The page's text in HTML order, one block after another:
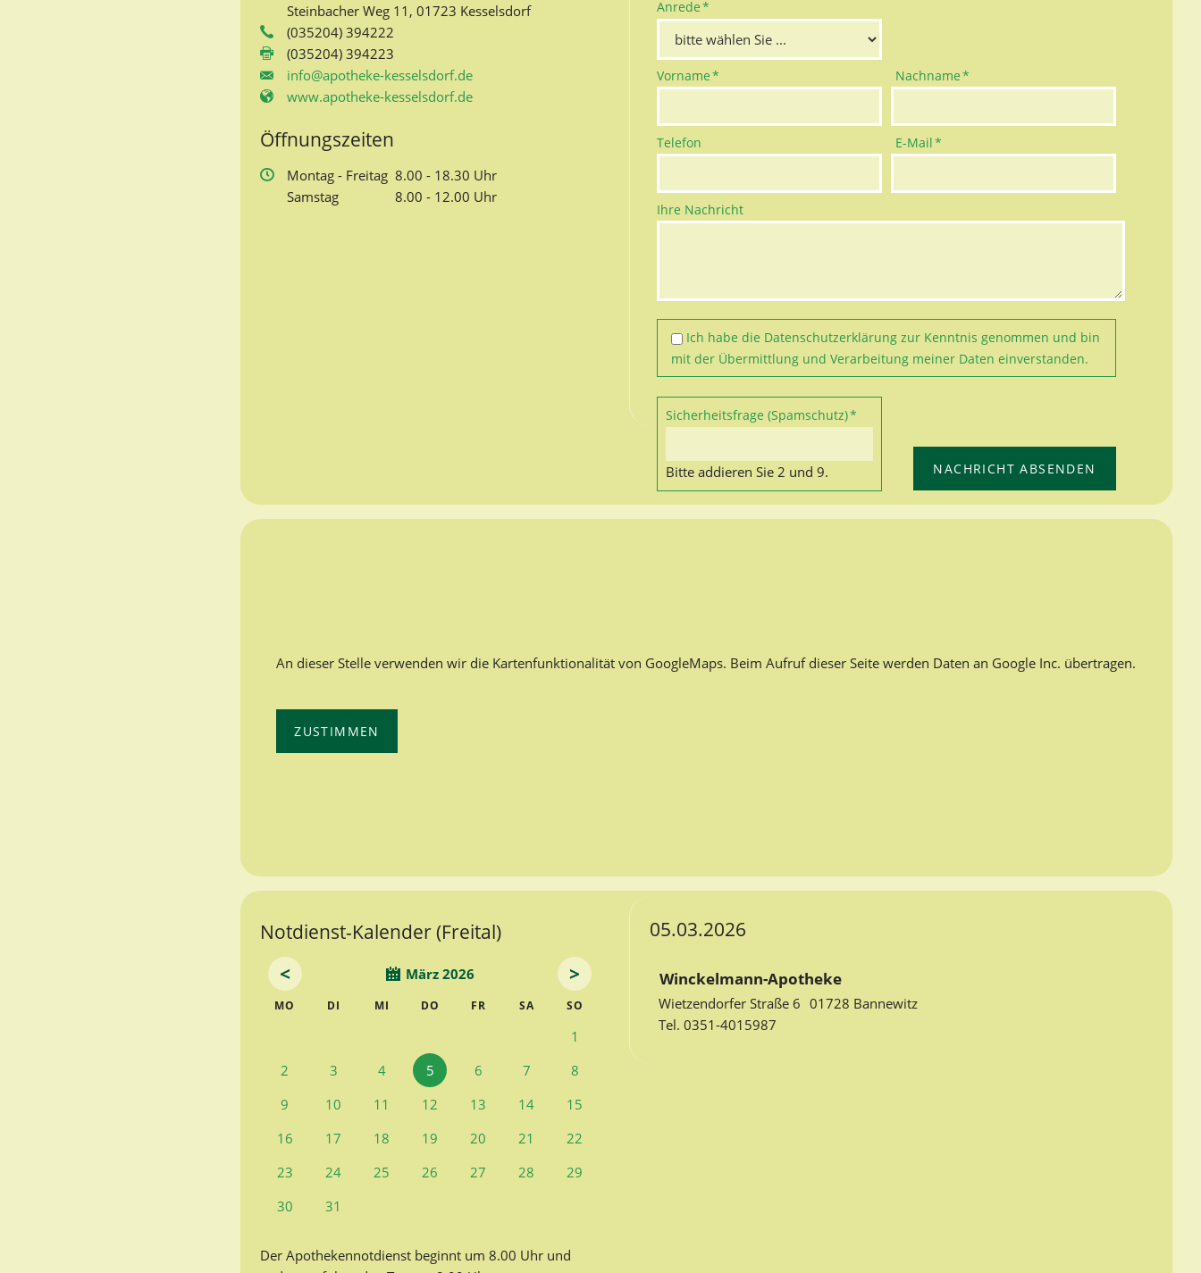
Steinbacher Weg 11, 01723 Kesselsdorf
(035204) 394222
(035204) 394223
info@apotheke-kesselsdorf.de
www.apotheke-kesselsdorf.de
Öffnungszeiten
Montag - Freitag 8.00 - 18.30 Uhr
Samstag 8.00 - 12.00 Uhr
Pflichtfeld
Anrede*
Pflichtfeld
Vorname* Pflichtfeld
Nachname*
Telefon Pflichtfeld
E-Mail*
Ihre Nachricht
Ich habe die Datenschutzerklärungzur Kenntnis genommen und bin
mit der Übermittlung und Verarbeitung meiner Daten einverstanden.
Pflichtfeld
Sicherheitsfrage (Spamschutz)*
Bitte addieren Sie 2 und 9. NACHRICHT ABSENDEN
An dieser Stelle verwenden wir die Kartenfunktionalität von GoogleMaps. Beim Aufruf dieser Seite werden Daten an Google Inc. übertragen.
ZUSTIMMEN
Notdienst-Kalender (Freital)
<
März 2026 >
MO DI ENSTAG
MI TTWOCH
DO NNERSTAG
FR EITAGSAMSTAGSO
1
2
3 4 5 6 7
8
9
10 11 12 13 14
15
16
17 18 19 20 21
22
23
24 25 26 27 28
29
30
31
Der Apothekennotdienst beginnt um 8.00 Uhr und
05.03.2026
Winckelmann-Apotheke
Wietzendorfer Straße 6 01728 Bannewitz
Tel. 0351-4015987